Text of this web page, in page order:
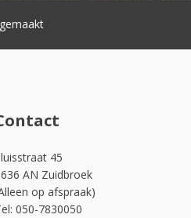
45
AN Zuidbroek
op afspraak)
050-7830050